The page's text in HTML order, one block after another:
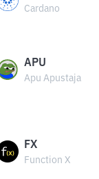
Cardano
APU
Apu Apustaja
FX
Function X